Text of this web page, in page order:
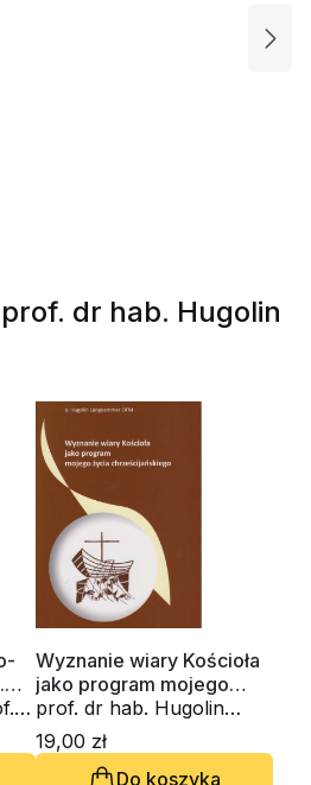
dr hab. Hugolin
Wyznanie wiary Kościoła
jako program mojego
życia chrześćijańskiego
prof. dr hab. Hugolin
Langkammer
19,00 zł
Do koszyka